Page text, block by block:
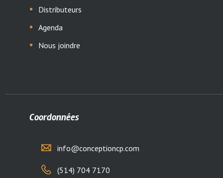
Distributeurs
Agenda
Nous joindre
Coordonnées
info@conceptioncp.com
(514) 704 7170